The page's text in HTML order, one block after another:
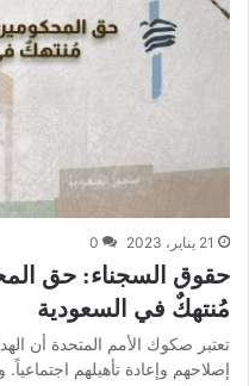
21 يناير، 2023 0
حقوق السجناء: حق
مُنتهكٌ في السعودية
تعتبر صكوك الأمم المتحدة أن
إصلاحهم وإعادة تأهيلهم